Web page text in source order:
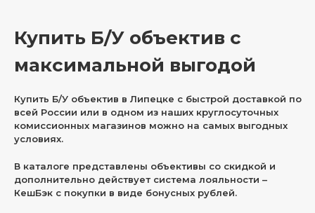
Купить Б/У объектив с
максимальной выгодой
Купить Б/У объектив в Липецке с быстрой доставкой по
всей России или в одном из наших круглосуточных
комиссионных магазинов можно на самых выгодных
условиях.
В каталоге представлены объективы со скидкой и
дополнительно действует система лояльности –
КешБэк с покупки в виде бонусных рублей.